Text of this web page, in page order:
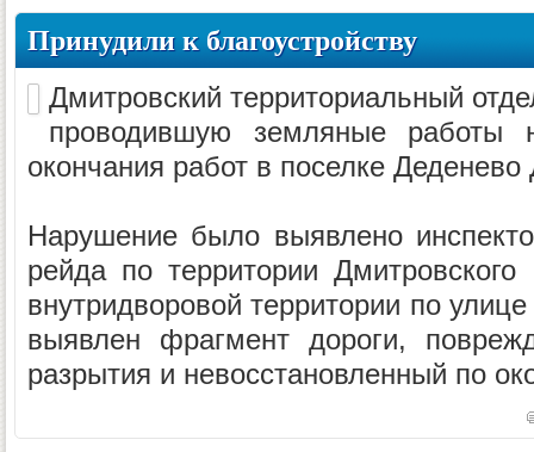
Принудили к благоустройству
Дмитровский территориальный
проводившую земляные работы
окончания работ в поселке Деденево
Нарушение было выявлено
рейда по территории
внутридворовой территории по
выявлен фрагмент дороги,
разрытия и невосстановленный по